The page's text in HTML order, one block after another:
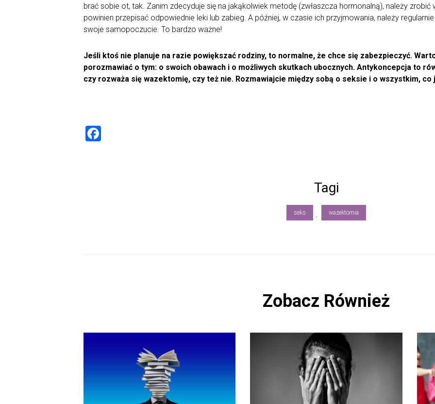
brać sobie ot, tak. Zanim zdecyduje się na jakąkolwiek metodę (zwłaszcza hormonalną), należy
powinien przepisać odpowiednie leki lub zabieg. A później, w czasie ich przyjmowania, należy
swoje samopoczucie. To bardzo ważne!
Jeśli ktoś nie planuje na razie powiększać rodziny, to normalne, że chce się zabezpieczyć.
porozmawiać o tym: o swoich obawach i o możliwych skutkach ubocznych. Antykoncepcja to
czy rozważa się wazektomię, czy też nie. Rozmawiajcie między sobą o seksie i o wszystkim, co
Tagi
seks , wazektomia
Zobacz Również